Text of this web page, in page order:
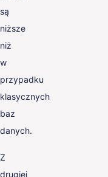
są
niższe
niż
w
przypadku
klasycznych
baz
danych.
Z
drugiej